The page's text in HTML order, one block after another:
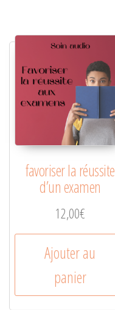
favoriser la réussite
d’un examen
12,00€
Ajouter au
panier